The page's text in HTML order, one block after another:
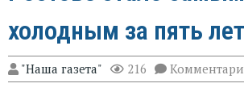
холодным за пять лет
"Наша газета" 216